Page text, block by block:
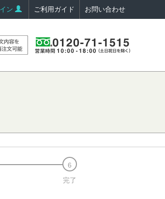
ン ご利用ガイド お問い合わせ
完了